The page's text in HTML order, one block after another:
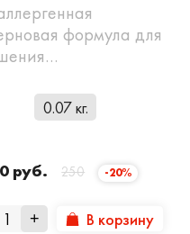
формула для
0.07 кг.
руб. 250 -20%
+ В корзину